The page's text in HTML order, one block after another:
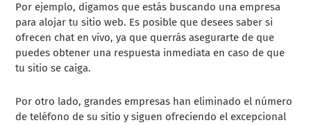
Por ejemplo, digamos que estás buscando una empresa
para alojar tu sitio web. Es posible que desees saber si
ofrecen chat en vivo, ya que querrás asegurarte de que
puedes obtener una respuesta inmediata en caso de que
tu sitio se caiga.
Por otro lado, grandes empresas han eliminado el número
de teléfono de su sitio y siguen ofreciendo el excepcional